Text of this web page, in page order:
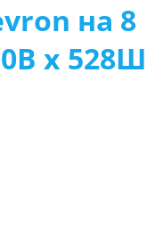
на 8
х 528Ш